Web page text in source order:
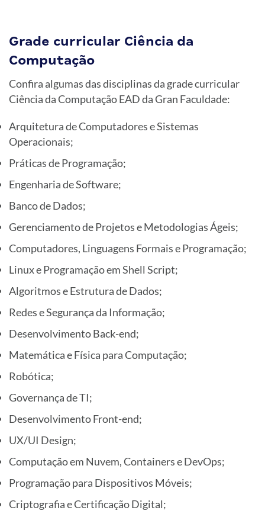
Grade curricular Ciência da
Computação
Confira algumas das disciplinas da grade curricular
Ciência da Computação EAD da Gran Faculdade:
Arquitetura de Computadores e Sistemas
Operacionais;
Práticas de Programação;
Engenharia de Software;
Banco de Dados;
Gerenciamento de Projetos e Metodologias Ágeis;
Computadores, Linguagens Formais e Programação;
Linux e Programação em Shell Script;
Algoritmos e Estrutura de Dados;
Redes e Segurança da Informação;
Desenvolvimento Back-end;
Matemática e Física para Computação;
Robótica;
Governança de TI;
Desenvolvimento Front-end;
UX/UI Design;
Computação em Nuvem, Containers e DevOps;
Programação para Dispositivos Móveis;
Criptografia e Certificação Digital;